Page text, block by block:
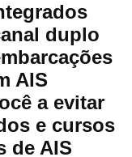
duplo
AIS
a evitar
e cursos
de AIS